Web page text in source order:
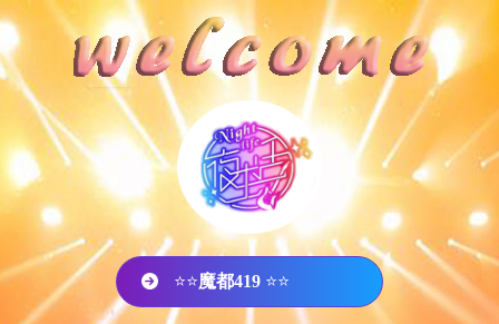
⭐⭐魔都419 ⭐⭐